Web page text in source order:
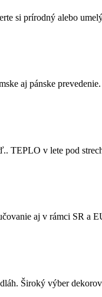
si prírodný alebo
aj pánske prevedenie.
TEPLO v lete pod
aj v rámci SR a
Široký výber